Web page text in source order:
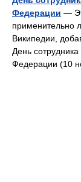
Федерации —
применительно
Википедии,
День
Федерации (10